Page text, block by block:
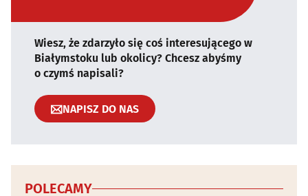
Wiesz, że zdarzyło się coś interesującego w
Białymstoku lub okolicy? Chcesz abyśmy
o czymś napisali?
NAPISZ DO NAS
POLECAMY